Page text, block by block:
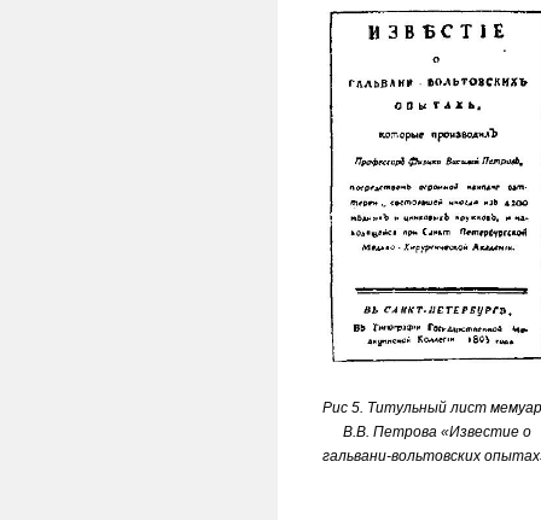
Рис 5. Титульный лист
В.В. Петрова «Известие о
гальвани-вольтовских